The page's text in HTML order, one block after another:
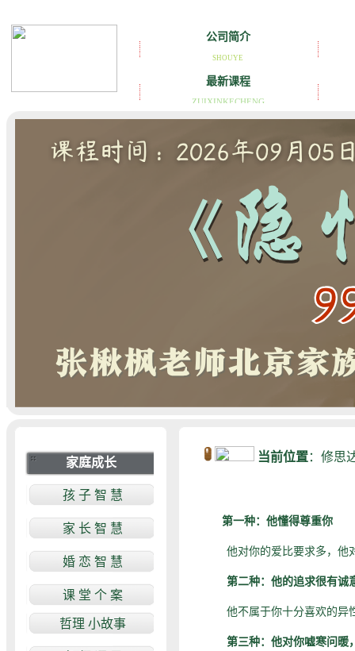
当前位置： 修思
第一种：他懂得尊重你
他对你的爱比要求多，他对
第二种：他的追求很有诚
他不属于你十分喜欢的异性
第三种：他对你嘘寒问暖